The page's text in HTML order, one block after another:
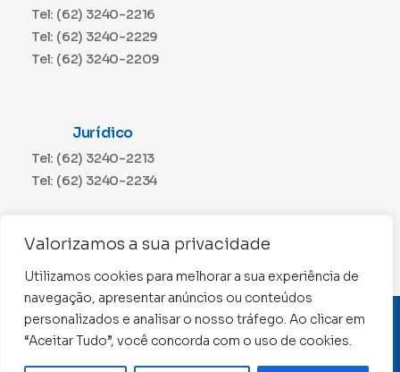
Valorizamos a sua privacidade
Utilizamos cookies para melhorar a sua experiência de
navegação, apresentar anúncios ou conteúdos
personalizados e analisar o nosso tráfego. Ao clicar em
“Aceitar Tudo”, você concorda com o uso de cookies.
Tel: (62) 3240-2216
Tel: (62) 3240-2229
Tel: (62) 3240-2209
Jurídico
Tel: (62) 3240-2213
Tel: (62) 3240-2234
Tel: (62) 3240-2230
CNPJ: 01.015.676/0001-11
Conselho Regional de Contabilidade de Goiás 2022 –
Todos os direitos reservados